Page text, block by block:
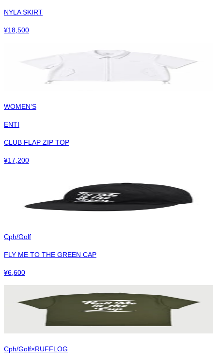
NYLA SKIRT
¥18,500
WOMEN'S
ENTI
CLUB FLAP ZIP TOP
¥17,200
Cph/Golf
FLY ME TO THE GREEN CAP
¥6,600
Cph/Golf×RUFFLOG